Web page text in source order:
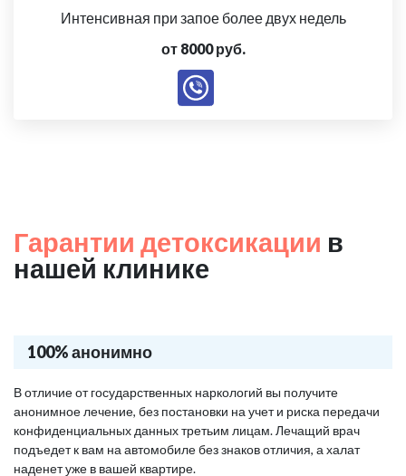
Интенсивная при запое более двух недель
от 8000 руб.
Гарантии детоксикации в
нашей клинике
100% анонимно
В отличие от государственных наркологий вы получите
анонимное лечение, без постановки на учет и риска передачи
конфиденциальных данных третьим лицам. Лечащий врач
подъедет к вам на автомобиле без знаков отличия, а халат
наденет уже в вашей квартире.